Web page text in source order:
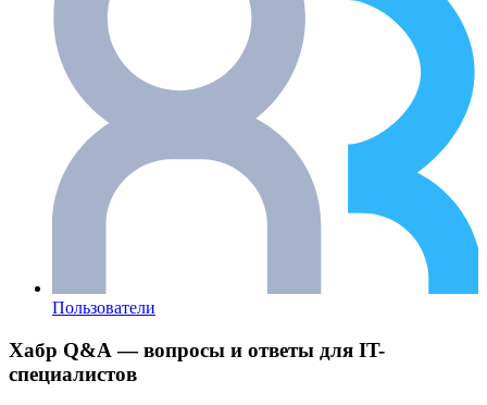
Пользователи
Хабр Q&A — вопросы и ответы для IT-
специалистов